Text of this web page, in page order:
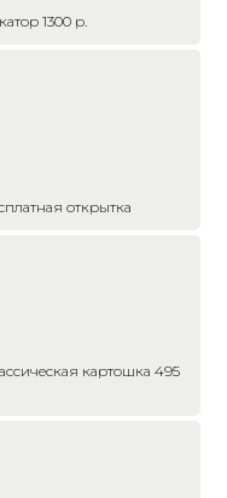
1300 р.
открытка
картошка 495